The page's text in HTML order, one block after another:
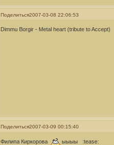
Поделиться2007-03-08 22:06:53
Dimmu Borgir - Metal heart (tribute to Accept)
Поделиться2007-03-09 00:15:40
Филипа Киркорова ыыыы :tease: